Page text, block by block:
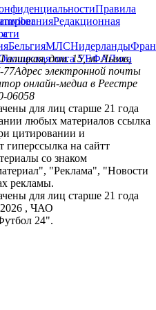
Правила
Редакционная
viber
БельгияМЛСНидерланды
лига УЕФАЛига
дом. 15, м. Львов,
77Адрес электронной почты
онлайн-медиа в Реестре
06058
для лиц старше 21 года
любых материалов ссылка
цитировании и
гиперссылка на сайтт
со знаком
"Реклама", "Новости
рекламы.
для лиц старше 21 года
2026 , ЧАО
24".